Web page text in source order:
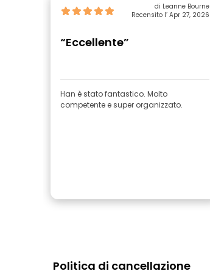
di Leanne Bourne
Recensito l’ Apr 27, 2026
“Eccellente”
Han è stato fantastico. Molto
competente e super organizzato.
Politica di cancellazione